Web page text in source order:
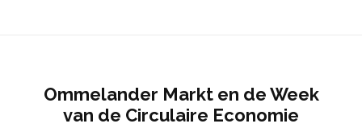
Ommelander Markt en de Week
van de Circulaire Economie